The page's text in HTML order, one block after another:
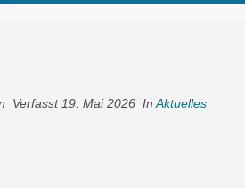
Verfasst 19. Mai 2026 In Aktuelles